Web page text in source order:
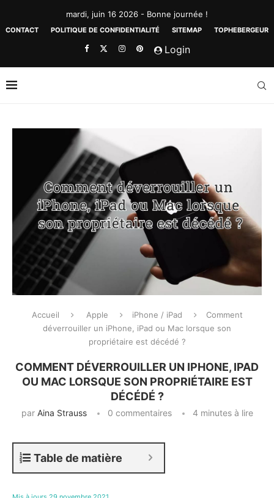
mardi, juin 16 2026 - Bonne journée !
CONTACT POLITIQUE DE CONFIDENTIALITÉ SITEMAP TOPHEBERGEUR
Login
Accueil Apple iPhone / iPad
Comment
déverrouiller un iPhone, iPad ou Mac lorsque son
propriétaire est décédé ?
COMMENT DÉVERROUILLER UN IPHONE, IPAD
OU MAC LORSQUE SON PROPRIÉTAIRE EST
DÉCÉDÉ ?
par Aina Strauss 0 commentaires 4 minutes à lire
Table de matière